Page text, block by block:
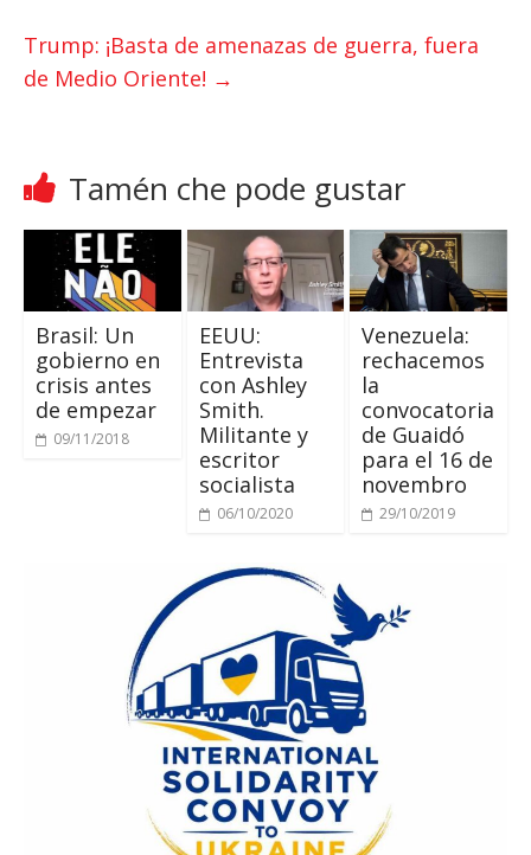
p
k
Trump: ¡Basta de amenazas de guerra, fuera
de Medio Oriente! →
Tamén che pode gustar
Brasil: Un
gobierno en
crisis antes
de empezar
09/11/2018
EEUU:
Entrevista
con Ashley
Smith.
Militante y
escritor
socialista
06/10/2020
Venezuela:
rechacemos
la
convocatoria
de Guaidó
para el 16 de
novembro
29/10/2019